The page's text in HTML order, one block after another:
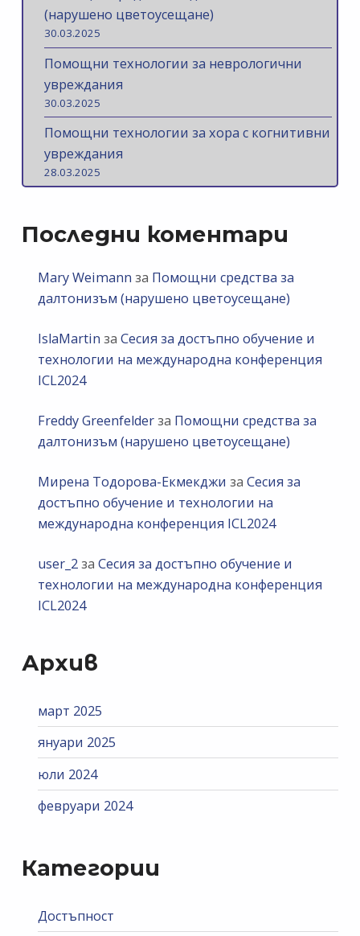
(нарушено цветоусещане)
30.03.2025
Помощни технологии за неврологични
увреждания
30.03.2025
Помощни технологии за хора с когнитивни
увреждания
28.03.2025
Последни коментари
Mary Weimann за Помощни средства за
далтонизъм (нарушено цветоусещане)
IslaMartin заСесия за достъпно обучение и
технологии на международна конференция
ICL2024
Freddy Greenfelderза Помощни средства за
далтонизъм (нарушено цветоусещане)
Мирена Тодорова-Екмекджи заСесия за
достъпно обучение и технологии на
международна конференция ICL2024
user_2заСесия за достъпно обучение и
технологии на международна конференция
ICL2024
Архив
март 2025
януари 2025
юли 2024
февруари 2024
Категории
Достъпност